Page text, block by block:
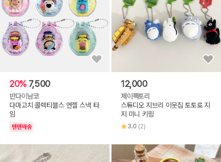
20% 7,500
반다이남코
다마고치 콜렉티블스 엔젤 스낵 타
임
텐텐배송
12,000
제이팩토리
스튜디오 지브리 이웃집 토토로 지
지 미니 키링
3.0 (2)